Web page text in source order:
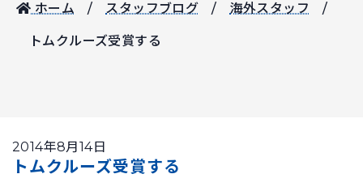
ホーム スタッフブログ 海外スタッフ
トムクルーズ受賞する
2014年8月14日
トムクルーズ受賞する